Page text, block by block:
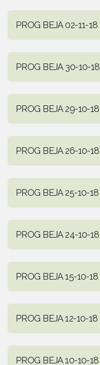
PROG BEJA 02-11-18
PROG BEJA 30-10-18
PROG BEJA 29-10-18
PROG BEJA 26-10-18
PROG BEJA 25-10-18
PROG BEJA 24-10-18
PROG BEJA 15-10-18
PROG BEJA 12-10-18
PROG BEJA 10-10-18